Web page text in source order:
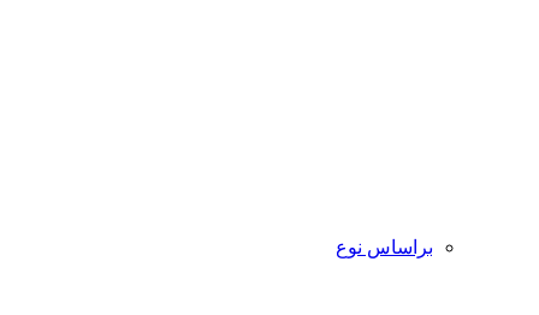
براساس نوع